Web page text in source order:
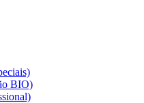
BIO)